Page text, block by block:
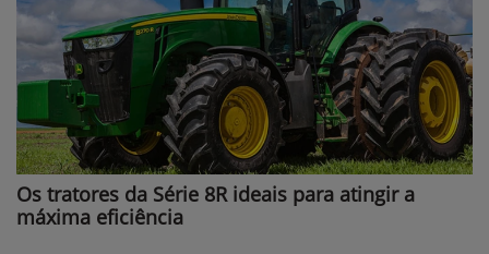
Os tratores da Série 8R ideais para atingir a
máxima eficiência